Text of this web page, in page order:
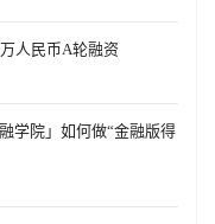
人民币A轮融资
学院」如何做“金融版得